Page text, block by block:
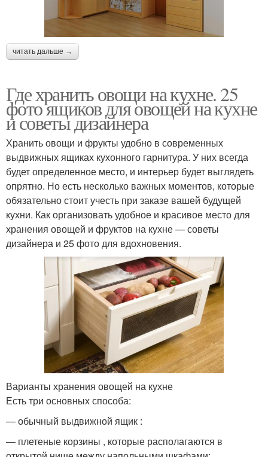
читать дальше →
Где хранить овощи на кухне. 25
фото ящиков для овощей на кухне
и советы дизайнера
Хранить овощи и фрукты удобно в современных
выдвижных ящиках кухонного гарнитура. У них всегда
будет определенное место, и интерьер будет выглядеть
опрятно. Но есть несколько важных моментов, которые
обязательно стоит учесть при заказе вашей будущей
кухни. Как организовать удобное и красивое место для
хранения овощей и фруктов на кухне — советы
дизайнера и 25 фото для вдохновения.
Варианты хранения овощей на кухне
Есть три основных способа:
— обычный выдвижной ящик :
— плетеные корзины , которые располагаются в